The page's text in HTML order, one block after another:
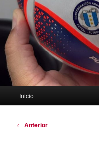
Inicio
Navegación
← Anterior